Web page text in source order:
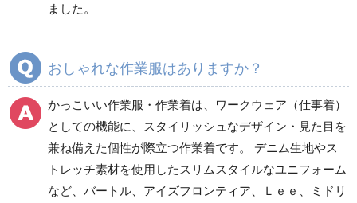
秋冬ワークパンツ作業
ズボン
ツ
クリーンウェアワーク
パンツ
ズボン
ました。
おしゃれな作業服はありますか？
かっこいい作業服・作業着は、ワークウェア（仕事着）
としての機能に、スタイリッシュなデザイン・見た目を
兼ね備えた個性が際立つ作業着です。 デニム生地やス
トレッチ素材を使用したスリムスタイルなユニフォーム
など、バートル、アイズフロンティア、Ｌｅｅ、ミドリ